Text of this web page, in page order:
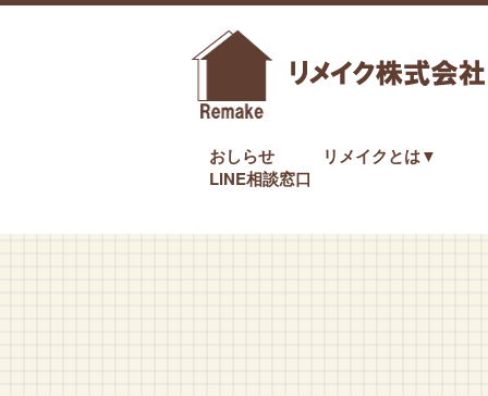
おしらせ リメイクとは▼
LINE相談窓口